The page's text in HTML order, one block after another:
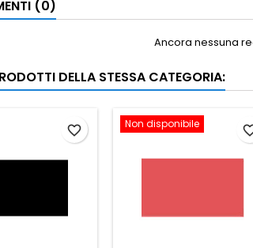
(0)
Ancora nessuna
DELLA STESSA CATEGORIA:
favorite_border Non disponibile